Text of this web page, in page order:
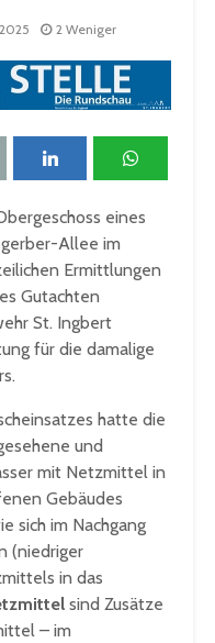
2 Weniger
eines
Allee im
Ermittlungen
Gutachten
St. Ingbert
für die damalige
hatte die
und
mit Netzmittel in
Gebäudes
sich im Nachgang
(niedriger
in das
sind Zusätze
– im